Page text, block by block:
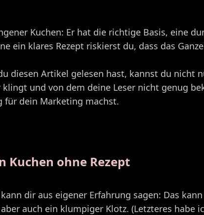
Kuchen: Er hat die richtige Basis, eine
ein klares Rezept riskierst du, dass das
diesen Artikel gelesen hast, kannst du nicht
klingt und von dem deine Leser nicht genug
für dein Marketing machst.
Kuchen ohne Rezept
dir aus eigener Erfahrung sagen: Das
auch ein klumpiger Klotz. (Letzteres habe